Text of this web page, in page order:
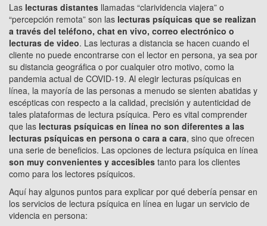
Las lecturas distantes llamadas “clarividencia viajera” o
“percepción remota” son las lecturas psíquicas que se realizan
a través del teléfono, chat en vivo, correo electrónico o
lecturas de video. Las lecturas a distancia se hacen cuando el
cliente no puede encontrarse con el lector en persona, ya sea por
su distancia geográfica o por cualquier otro motivo, como la
pandemia actual de COVID-19. Al elegir lecturas psíquicas en
línea, la mayoría de las personas a menudo se sienten abatidas y
escépticas con respecto a la calidad, precisión y autenticidad de
tales plataformas de lectura psíquica. Pero es vital comprender
que las lecturas psíquicas en línea no son diferentes a las
lecturas psíquicas en persona o cara a cara, sino que ofrecen
una serie de beneficios. Las opciones de lectura psíquica en línea
son muy convenientes y accesibles tanto para los clientes
como para los lectores psíquicos.
Aquí hay algunos puntos para explicar por qué debería pensar en
los servicios de lectura psíquica en línea en lugar un servicio de
videncia en persona: